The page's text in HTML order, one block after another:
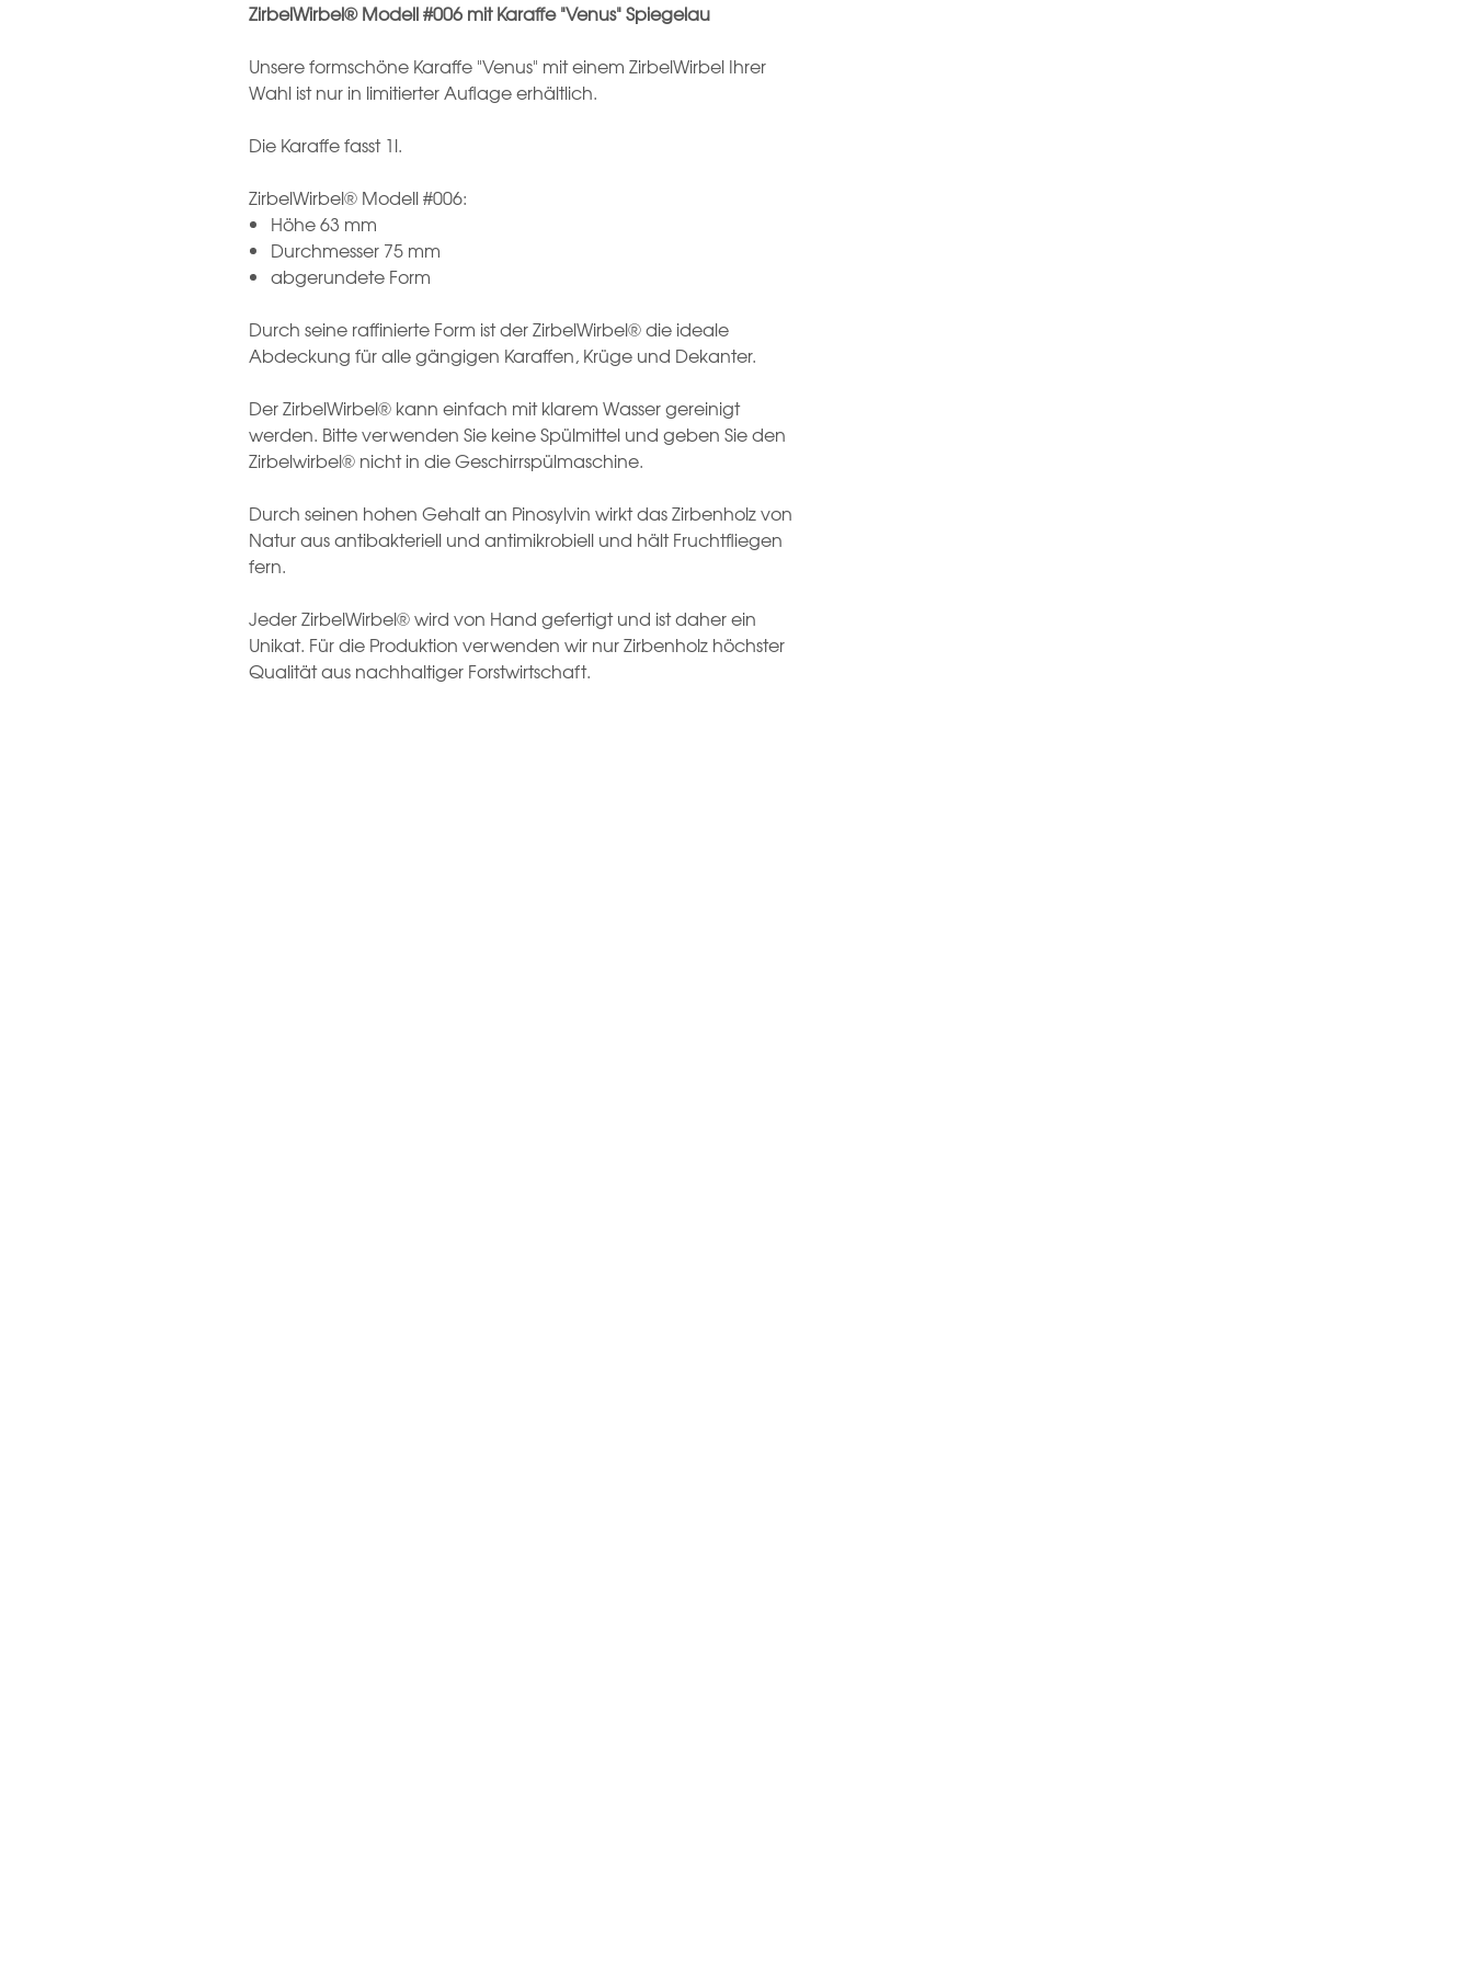
ZirbelWirbel® Modell #006 mit Karaffe "Venus" Spiegelau
Unsere formschöne Karaffe "Venus" mit einem ZirbelWirbel Ihrer
Wahl ist nur in limitierter Auflage erhältlich.
Die Karaffe fasst 1l.
ZirbelWirbel® Modell #006:
Höhe 63 mm
Durchmesser 75 mm
abgerundete Form
Durch seine raffinierte Form ist der ZirbelWirbel® die ideale
Abdeckung für alle gängigen Karaffen, Krüge und Dekanter.
Der ZirbelWirbel® kann einfach mit klarem Wasser gereinigt
werden. Bitte verwenden Sie keine Spülmittel und geben Sie den
Zirbelwirbel® nicht in die Geschirrspülmaschine.
Durch seinen hohen Gehalt an Pinosylvin wirkt das Zirbenholz von
Natur aus antibakteriell und antimikrobiell und hält Fruchtfliegen
fern.
Jeder ZirbelWirbel® wird von Hand gefertigt und ist daher ein
Unikat. Für die Produktion verwenden wir nur Zirbenholz höchster
Qualität aus nachhaltiger Forstwirtschaft.